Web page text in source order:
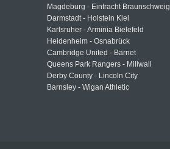
Magdeburg - Eintracht Braunschweig
Darmstadt - Holstein Kiel
Karlsruher - Arminia Bielefeld
Heidenheim - Osnabrück
Cambridge United - Barnet
Queens Park Rangers - Millwall
Derby County - Lincoln City
Barnsley - Wigan Athletic